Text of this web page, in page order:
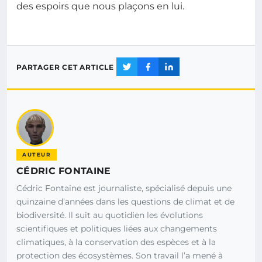
des espoirs que nous plaçons en lui.
PARTAGER CET ARTICLE
AUTEUR
CÉDRIC FONTAINE
Cédric Fontaine est journaliste, spécialisé depuis une
quinzaine d’années dans les questions de climat et de
biodiversité. Il suit au quotidien les évolutions
scientifiques et politiques liées aux changements
climatiques, à la conservation des espèces et à la
protection des écosystèmes. Son travail l’a mené à